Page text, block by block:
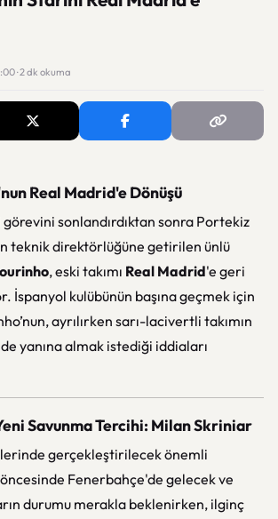
· 2 dk okuma
Real Madrid'e Dönüşü
sonlandırdıktan sonra Portekiz
teknik direktörlüğüne getirilen ünlü
, eski takımı Real Madrid'e geri
İspanyol kulübünün başına geçmek için
ayrılırken sarı-lacivertli takımın
yanına almak istediği iddiaları
Savunma Tercihi: Milan Skriniar
gerçekleştirilecek önemli
Fenerbahçe'de gelecek ve
durumu merakla beklenirken, ilginç